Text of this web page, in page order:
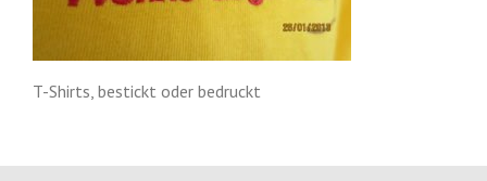
T-Shirts, bestickt oder bedruckt